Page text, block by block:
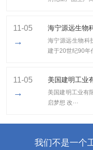
11-05
→
海宁源远生物
海宁源远生物科
建于20世纪90年
11-05
→
美国建明工业
美国建明工业有
启梦想 改···
我们不是一个